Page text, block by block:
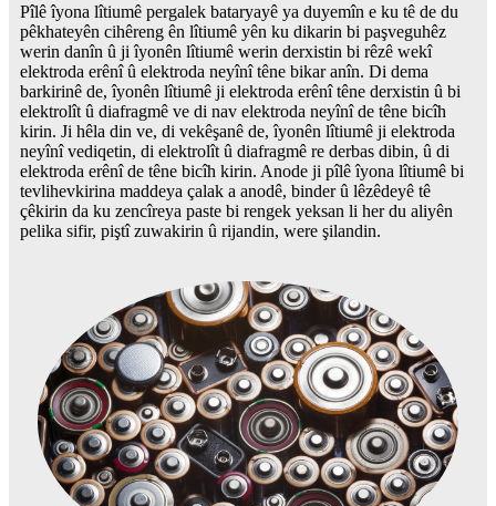
Pîlê îyona lîtiumê pergalek bataryayê ya duyemîn e ku tê de du
pêkhateyên cihêreng ên lîtiumê yên ku dikarin bi paşveguhêz
werin danîn û ji îyonên lîtiumê werin derxistin bi rêzê wekî
elektroda erênî û elektroda neyînî têne bikar anîn. Di dema
barkirinê de, îyonên lîtiumê ji elektroda erênî têne derxistin û bi
elektrolît û diafragmê ve di nav elektroda neyînî de têne bicîh
kirin. Ji hêla din ve, di vekêşanê de, îyonên lîtiumê ji elektroda
neyînî vediqetin, di elektrolît û diafragmê re derbas dibin, û di
elektroda erênî de têne bicîh kirin. Anode ji pîlê îyona lîtiumê bi
tevlihevkirina maddeya çalak a anodê, binder û lêzêdeyê tê
çêkirin da ku zencîreya paste bi rengek yeksan li her du aliyên
pelika sifir, piştî zuwakirin û rijandin, were şilandin.